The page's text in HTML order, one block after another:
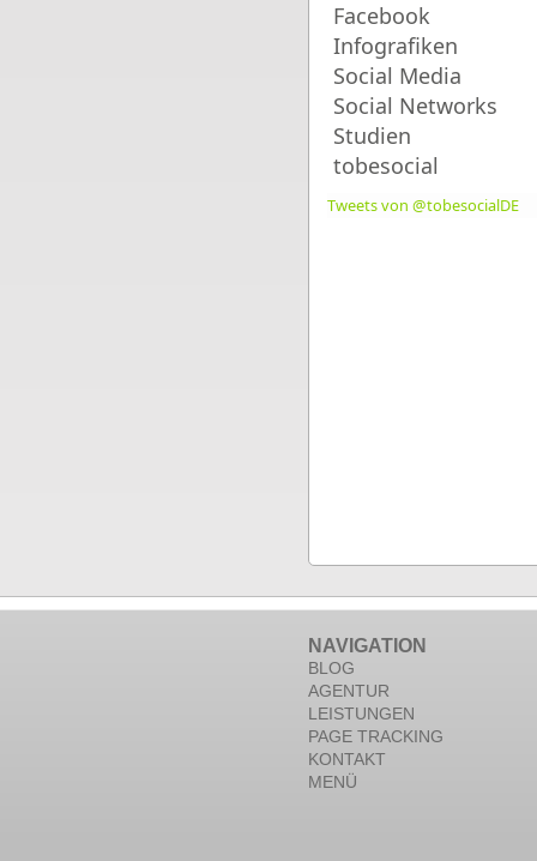
Facebook
Infografiken
Social Media
Social Networks
Studien
tobesocial
Tweets von @tobesocialDE
NAVIGATION
BLOG
AGENTUR
LEISTUNGEN
PAGE TRACKING
KONTAKT
MENÜ